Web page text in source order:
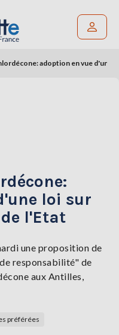
adoption en vue d'une
loi sur
l'Etat
une proposition de
responsabilité" de
aux Antilles,
préférées